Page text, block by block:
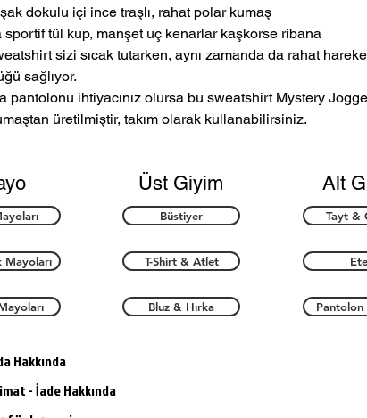
dokulu içi ince traşlı, rahat polar kumaş
sportif tül kup, manşet uç kenarlar kaşkorse ribana
sizi sıcak tutarken, aynı zamanda da rahat
sağlıyor.
pantolonu ihtiyacınız olursa bu sweatshirt Mystery
üretilmiştir, takım olarak kullanabilirsiniz.
Mayoları
Üst Giyim
Büstiyer
T-Shirt & Atlet
Bluz & Hırka
Alt
Tayt &
Hakkında
- İade Hakkında